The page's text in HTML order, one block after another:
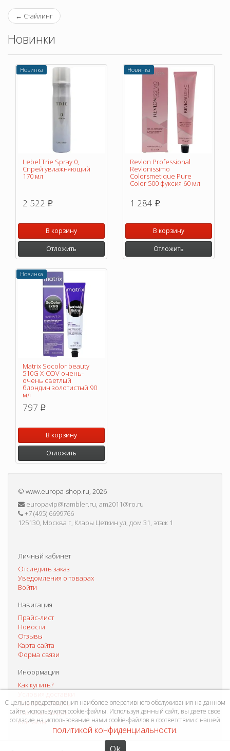
← Стайлинг
Новинки
Новинка
Lebel Trie Spray 0,
Спрей увлажняющий
170 мл
2 522 p
В корзину
Отложить
Новинка
Revlon Professional
Revlonissimo
Colorsmetique Pure
Color 500 фуксия 60 мл
1 284 p
В корзину
Отложить
Новинка
Matrix Socolor beauty
510G X-COV очень-
очень светлый
блондин золотистый 90
мл
797 p
В корзину
Отложить
© www.europa-shop.ru, 2026
europavip@rambler.ru, am2011@ro.ru
+7 (495) 6699766
125130, Москва г, Клары Цеткин ул, дом 31, этаж 1
Личный кабинет
Отследить заказ
Уведомления о товарах
Войти
Навигация
Прайс-лист
Новости
Отзывы
Карта сайта
Форма связи
Информация
Как купить?
Способы оплаты
Система скидок
Контакты
С целью предоставления наиболее оперативного обслуживания на данном
сайте используются cookie-файлы. Используя данный сайт, вы даете свое
согласие на использование нами cookie-файлов в соответствии с нашей
политикой конфиденциальности.